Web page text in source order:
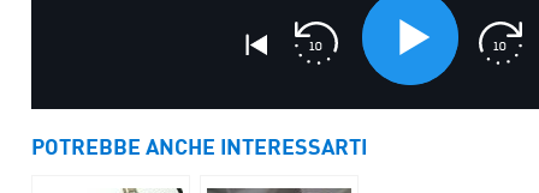
POTREBBE ANCHE INTERESSARTI